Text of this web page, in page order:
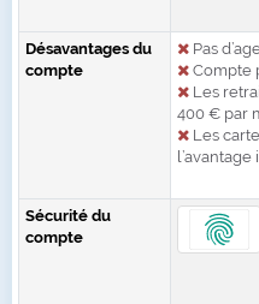
Désavantages du
compte
Pas
Compte
Les
400 € par
Les
Sécurité du
compte